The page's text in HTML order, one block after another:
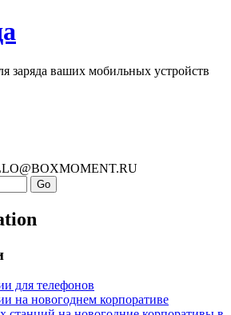
заряда ваших мобильных устройств
для телефонов
на новогоднем корпоративе